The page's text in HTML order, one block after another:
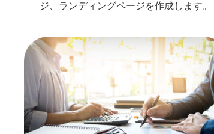
ジ、ランディングページを作成します。